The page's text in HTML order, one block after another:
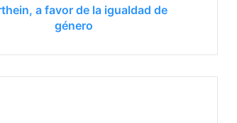
a favor de la igualdad de
género